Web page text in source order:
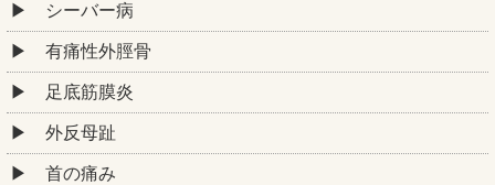
シーバー病
有痛性外脛骨
足底筋膜炎
外反母趾
首の痛み